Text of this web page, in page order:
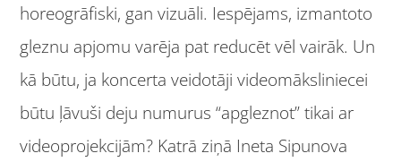
horeogrāfiski, gan vizuāli. Iespējams, izmantoto
gleznu apjomu varēja pat reducēt vēl vairāk. Un
kā būtu, ja koncerta veidotāji videomāksliniecei
būtu ļāvuši deju numurus “apgleznot” tikai ar
videoprojekcijām? Katrā ziņā Ineta Sipunova